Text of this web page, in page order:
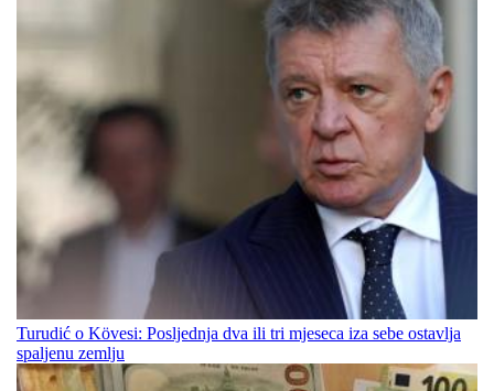
Turudić o Kövesi: Posljednja dva ili tri mjeseca iza sebe ostavlja
spaljenu zemlju